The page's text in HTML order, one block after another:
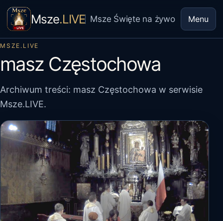
Msze.LIVE Msze Święte na żywo Menu
MSZE.LIVE
masz Częstochowa
Archiwum treści: masz Częstochowa w serwisie
Msze.LIVE.